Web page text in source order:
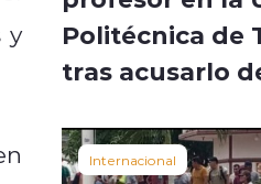
y
Politécnica de
tras acusarlo
Internacional